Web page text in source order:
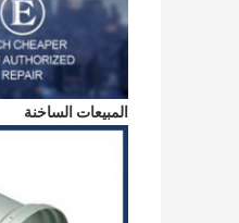
المبيعات الساخنة